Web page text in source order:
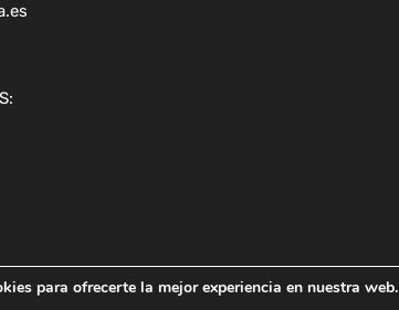
para ofrecerte la mejor experiencia en nuestra web.